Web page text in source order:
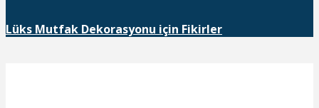
Lüks Mutfak Dekorasyonu için Fikirler